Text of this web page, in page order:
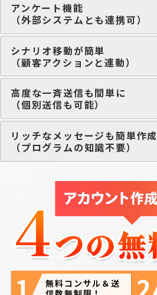
アンケート機能
（外部システムとも連携可）
シナリオ移動が簡単
（顧客アクションと連動）
高度な一斉送信も間単に
（個別送信も可能）
リッチなメッセージも簡単作成
（プログラムの知識不要）
1
無料コンサル＆送
2